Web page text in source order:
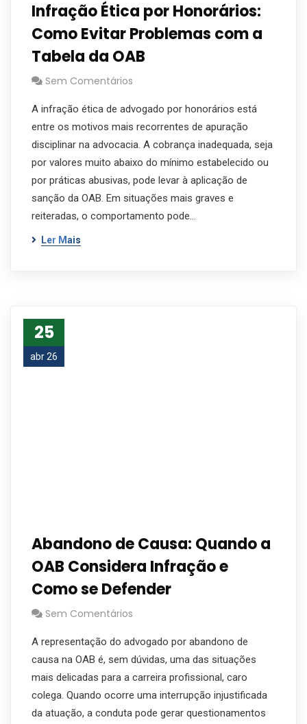
Infração Ética por Honorários:
Como Evitar Problemas com a
Tabela da OAB
Sem Comentários
A infração ética de advogado por honorários está
entre os motivos mais recorrentes de apuração
disciplinar na advocacia. A cobrança inadequada, seja
por valores muito abaixo do mínimo estabelecido ou
por práticas abusivas, pode levar à aplicação de
sanção da OAB. Em situações mais graves e
reiteradas, o comportamento pode…
Ler Mais
25
abr 26
Abandono de Causa: Quando a
OAB Considera Infração e
Como se Defender
Sem Comentários
A representação do advogado por abandono de
causa na OAB é, sem dúvidas, uma das situações
mais delicadas para a carreira profissional, caro
colega. Quando ocorre uma interrupção injustificada
da atuação, a conduta pode gerar questionamentos